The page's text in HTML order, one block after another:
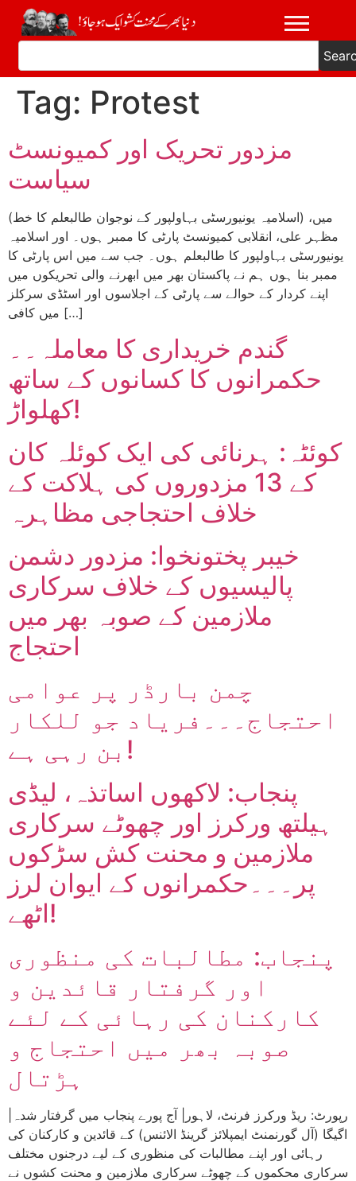
Tag: Protest
مزدور تحریک اور کمیونسٹ
سیاست
(اسلامیہ یونیورسٹی بہاولپور کے نوجوان طالبعلم کا خط) میں،
مظہر علی، انقلابی کمیونسٹ پارٹی کا ممبر ہوں۔ اور اسلامیہ
یونیورسٹی بہاولپور کا طالبعلم ہوں۔ جب سے میں اس پارٹی کا
ممبر بنا ہوں ہم نے پاکستان بھر میں ابھرنے والی تحریکوں میں
اپنے کردار کے حوالے سے پارٹی کے اجلاسوں اور اسٹڈی سرکلز
میں کافی […]
گندم خریداری کا معاملہ۔۔
حکمرانوں کا کسانوں کے ساتھ
کھلواڑ!
کوئٹہ: ہرنائی کی ایک کوئلہ کان
کے 13 مزدوروں کی ہلاکت کے
خلاف احتجاجی مظاہرہ
خیبر پختونخوا: مزدور دشمن
پالیسیوں کے خلاف سرکاری
ملازمین کے صوبہ بھر میں
احتجاج
چمن بارڈر پر عوامی
احتجاج۔۔۔فریاد جو للکار
بن رہی ہے!
پنجاب: لاکھوں اساتذہ، لیڈی
ہیلتھ ورکرز اور چھوٹے سرکاری
ملازمین و محنت کش سڑکوں
پر۔۔۔حکمرانوں کے ایوان لرز
اٹھے!
پنجاب: مطالبات کی منظوری
اور گرفتار قائدین و
کارکنان کی رہائی کے لئے
صوبہ بھر میں احتجاج و
ہڑتال
اگیگا (آل گورنمنٹ ایمپلائز گرینڈ الائنس) کے قائدین و کارکنان کی
رہائی اور اپنے مطالبات کی منظوری کے لیے درجنوں مختلف
سرکاری محکموں کے چھوٹے سرکاری ملازمین و محنت کشوں نے